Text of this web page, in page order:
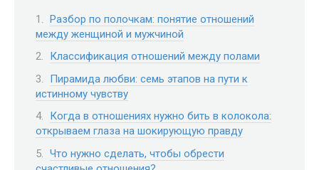
Разбор по полочкам: понятие отношений
между женщиной и мужчиной
Классификация отношений между полами
Пирамида любви: семь этапов на пути к
истинному чувству
Когда в отношениях нужно бить в колокола:
открываем глаза на шокирующую правду
Что нужно сделать, чтобы обрести